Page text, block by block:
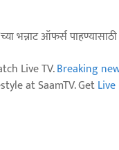
भन्नाट ऑफर्स पाहण्यासाठी
Live TV.Breaking
at SaamTV. Get